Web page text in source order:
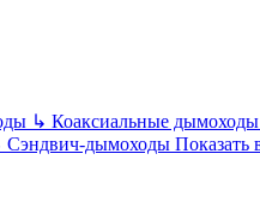
↳ Коаксиальные дымоходы
Сэндвич-дымоходы Показать